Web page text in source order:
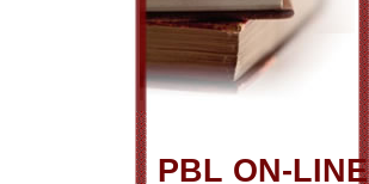
PBL ON-LINE